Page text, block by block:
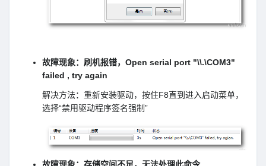
故障现象：刷机报错，Open serial port "\\.\COM3"
failed , try again
解决方法：重新安装驱动，按住F8直到进入启动菜单，
选择“禁用驱动程序签名强制”
故障现象：存储空间不足，无法处理此命令